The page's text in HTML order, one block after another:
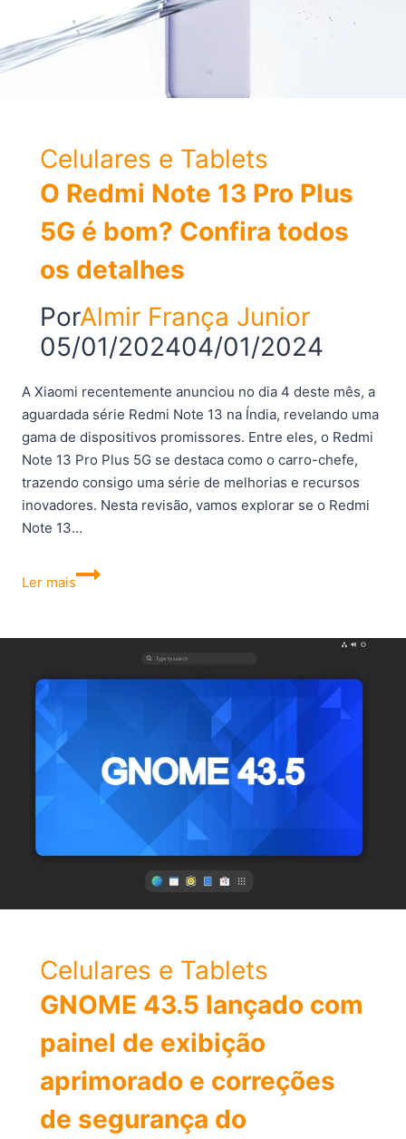
Celulares e Tablets
O Redmi Note 13 Pro Plus
5G é bom? Confira todos
os detalhes
PorAlmir França Junior
05/01/202404/01/2024
A Xiaomi recentemente anunciou no dia 4 deste mês, a
aguardada série Redmi Note 13 na Índia, revelando uma
gama de dispositivos promissores. Entre eles, o Redmi
Note 13 Pro Plus 5G se destaca como o carro-chefe,
trazendo consigo uma série de melhorias e recursos
inovadores. Nesta revisão, vamos explorar se o Redmi
Note 13…
Ler mais
O
13
é
bom?
Confira
todos
Celulares e Tablets
GNOME 43.5 lançado com
painel de exibição
aprimorado e correções
de segurança do